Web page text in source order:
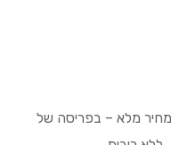
מלא – בפריסה של